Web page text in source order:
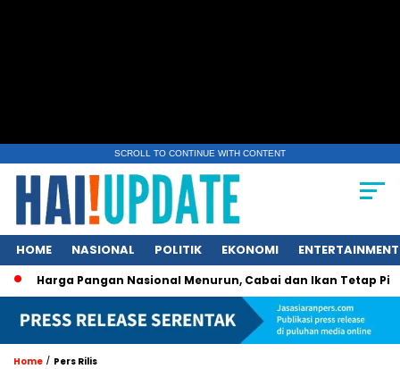
SCROLL TO CONTINUE WITH CONTENT
HOME NASIONAL POLITIK EKONOMI ENTERTAINMENT
Pangan Nasional Menurun, Cabai dan Ikan Tetap Picu
Home / Pers Rilis